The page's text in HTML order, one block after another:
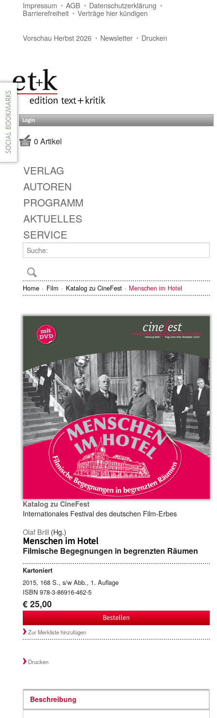
Impressum AGB Datenschutzerklärung
Barrierefreiheit Verträge hier kündigen
Vorschau Herbst 2026 Newsletter Drucken
Login
0 Artikel
VERLAG
AUTOREN
PROGRAMM
AKTUELLES
SERVICE
Home Film Katalog zu CineFest Menschen im Hotel
Katalog zu CineFest
Internationales Festival des deutschen Film-Erbes
Olaf Brill (Hg.)
Menschen im Hotel
Filmische Begegnungen in begrenzten Räumen
Kartoniert
2015, 168 S., s/w Abb., 1. Auflage
ISBN 978-3-86916-462-5
€ 25,00
Bestellen
Zur Merkliste hinzufügen
Drucken
Beschreibung